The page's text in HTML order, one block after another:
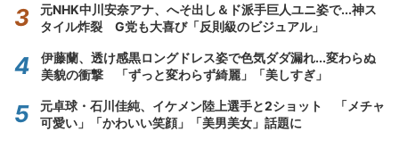
元NHK中川安奈アナ、へそ出し＆ド派手巨人ユニ姿で...神ス
タイル炸裂 G党も大喜び「反則級のビジュアル」
伊藤蘭、透け感黒ロングドレス姿で色気ダダ漏れ...変わらぬ
美貌の衝撃 「ずっと変わらず綺麗」「美しすぎ」
元卓球・石川佳純、イケメン陸上選手と2ショット 「メチャ
可愛い」「かわいい笑顔」「美男美女」話題に